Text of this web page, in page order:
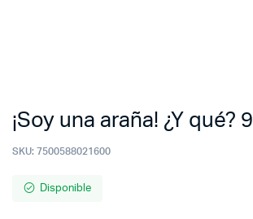
¡Soy una araña! ¿Y qué? 9
SKU: 7500588021600
Disponible